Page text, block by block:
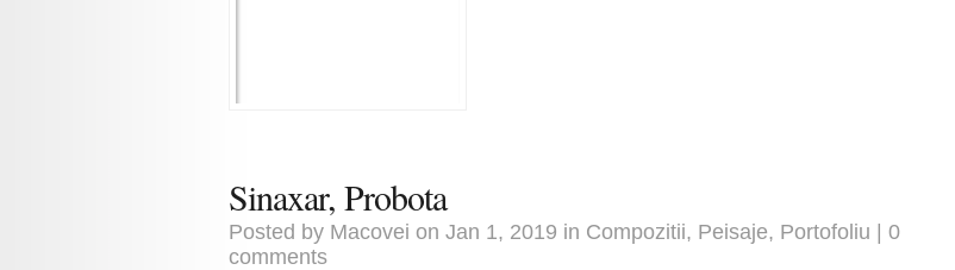
Sinaxar, Probota
Posted by Macovei on Jan 1, 2019 in Compozitii, Peisaje, Portofoliu
0
comments